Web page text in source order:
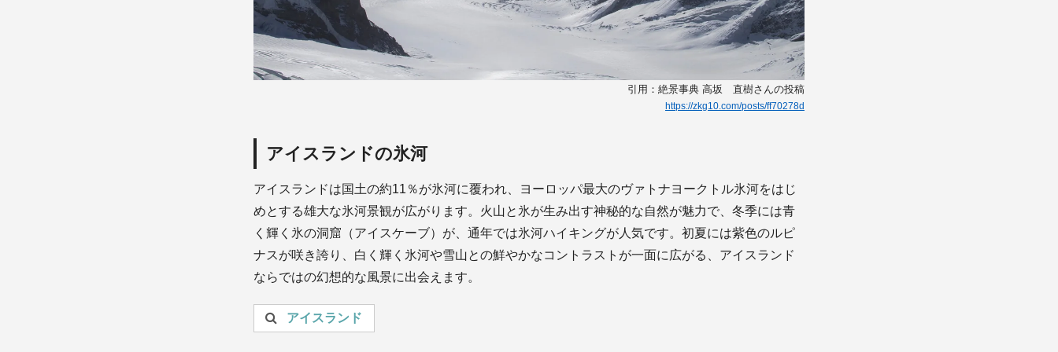
引用：絶景事典 高坂 直樹さんの投稿
https://zkg10.com/posts/ff70278d
アイスランドの氷河
アイスランドは国土の約11％が氷河に覆われ、ヨーロッパ最大のヴァトナヨークトル氷河をはじ
めとする雄大な氷河景観が広がります。火山と氷が生み出す神秘的な自然が魅力で、冬季には青
く輝く氷の洞窟（アイスケーブ）が、通年では氷河ハイキングが人気です。初夏には紫色のルピ
ナスが咲き誇り、白く輝く氷河や雪山との鮮やかなコントラストが一面に広がる、アイスランド
ならではの幻想的な風景に出会えます。
投稿を検索：
アイスランド